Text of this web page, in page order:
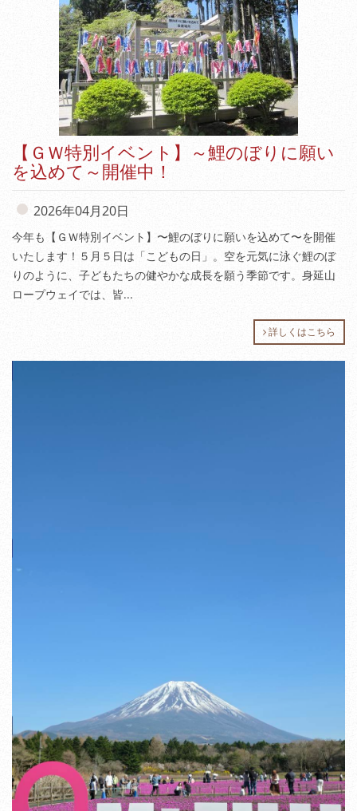
【ＧＷ特別イベント】～鯉のぼりに願い
を込めて～開催中！
2026年04月20日
今年も【ＧＷ特別イベント】〜鯉のぼりに願いを込めて〜を開催
いたします！５月５日は「こどもの日」。空を元気に泳ぐ鯉のぼ
りのように、子どもたちの健やかな成長を願う季節です。身延山
ロープウェイでは、皆...
詳しくはこちら